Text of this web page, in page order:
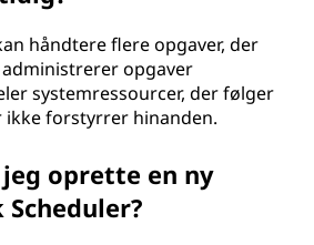
håndtere flere opgaver, der
opgaver
systemressourcer, der følger
ikke forstyrrer hinanden.
oprette en ny
Scheduler?